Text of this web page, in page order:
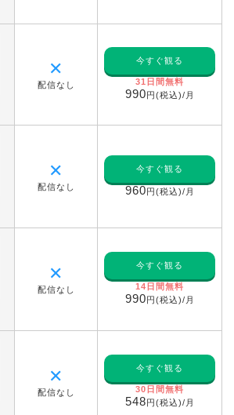
✕
配信なし
今すぐ観る
31日間無料
990円(税込)/月
✕
配信なし
今すぐ観る
960円(税込)/月
✕
配信なし
今すぐ観る
14日間無料
990円(税込)/月
✕
配信なし
今すぐ観る
30日間無料
548円(税込)/月